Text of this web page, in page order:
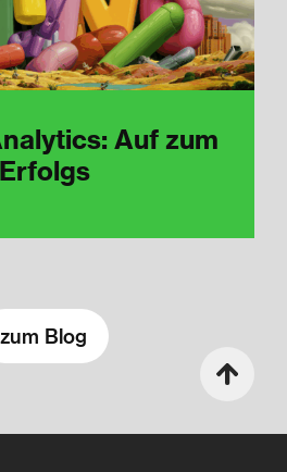
Auf zum
zum Blog